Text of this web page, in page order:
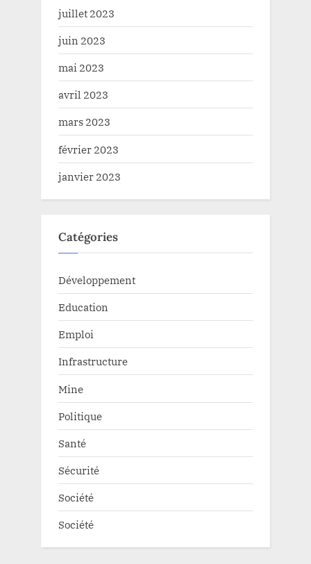
juillet 2023
juin 2023
mai 2023
avril 2023
mars 2023
février 2023
janvier 2023
Catégories
Développement
Education
Emploi
Infrastructure
Mine
Politique
Santé
Sécurité
Société
Société